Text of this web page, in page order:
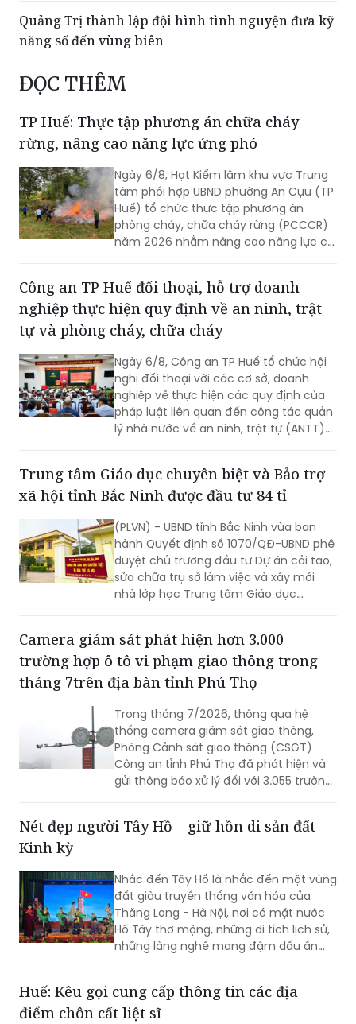
Quảng Trị thành lập đội hình tình nguyện đưa kỹ
năng số đến vùng biên
ĐỌC THÊM
TP Huế: Thực tập phương án chữa cháy
rừng, nâng cao năng lực ứng phó
Ngày 6/8, Hạt Kiểm lâm khu vực Trung
tâm phối hợp UBND phường An Cựu (TP
Huế) tổ chức thực tập phương án
phòng cháy, chữa cháy rừng (PCCCR)
năm 2026 nhằm nâng cao năng lực chỉ
Công an TP Huế đối thoại, hỗ trợ doanh
nghiệp thực hiện quy định về an ninh, trật
tự và phòng cháy, chữa cháy
Ngày 6/8, Công an TP Huế tổ chức hội
nghị đối thoại với các cơ sở, doanh
nghiệp về thực hiện các quy định của
pháp luật liên quan đến công tác quản
lý nhà nước về an ninh, trật tự (ANTT)
Trung tâm Giáo dục chuyên biệt và Bảo trợ
xã hội tỉnh Bắc Ninh được đầu tư 84 tỉ
(PLVN) - UBND tỉnh Bắc Ninh vừa ban
hành Quyết định số 1070/QĐ-UBND phê
duyệt chủ trương đầu tư Dự án cải tạo,
sửa chữa trụ sở làm việc và xây mới
nhà lớp học Trung tâm Giáo dục
đồng.
Camera giám sát phát hiện hơn 3.000
trường hợp ô tô vi phạm giao thông trong
tháng 7trên địa bàn tỉnh Phú Thọ
Trong tháng 7/2026, thông qua hệ
thống camera giám sát giao thông,
Phòng Cảnh sát giao thông (CSGT)
Công an tỉnh Phú Thọ đã phát hiện và
gửi thông báo xử lý đối với 3.055 trường
biến tập trung vào hành vi chạy quá
Nét đẹp người Tây Hồ – giữ hồn di sản đất
Kinh kỳ
Nhắc đến Tây Hồ là nhắc đến một vùng
đất giàu truyền thống văn hóa của
Thăng Long - Hà Nội, nơi có mặt nước
Hồ Tây thơ mộng, những di tích lịch sử,
những làng nghề mang đậm dấu ấn
nghìn năm văn hiến.
Huế: Kêu gọi cung cấp thông tin các địa
điểm chôn cất liệt sĩ